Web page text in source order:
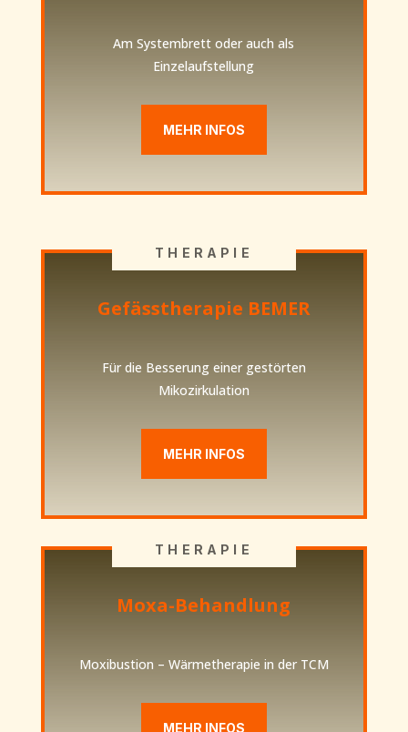
Am Systembrett oder auch als
Einzelaufstellung
MEHR INFOS
THERAPIE
Gefässtherapie BEMER
Für die Besserung einer gestörten
Mikozirkulation
MEHR INFOS
THERAPIE
Moxa-Behandlung
Moxibustion – Wärmetherapie in der TCM
MEHR INFOS